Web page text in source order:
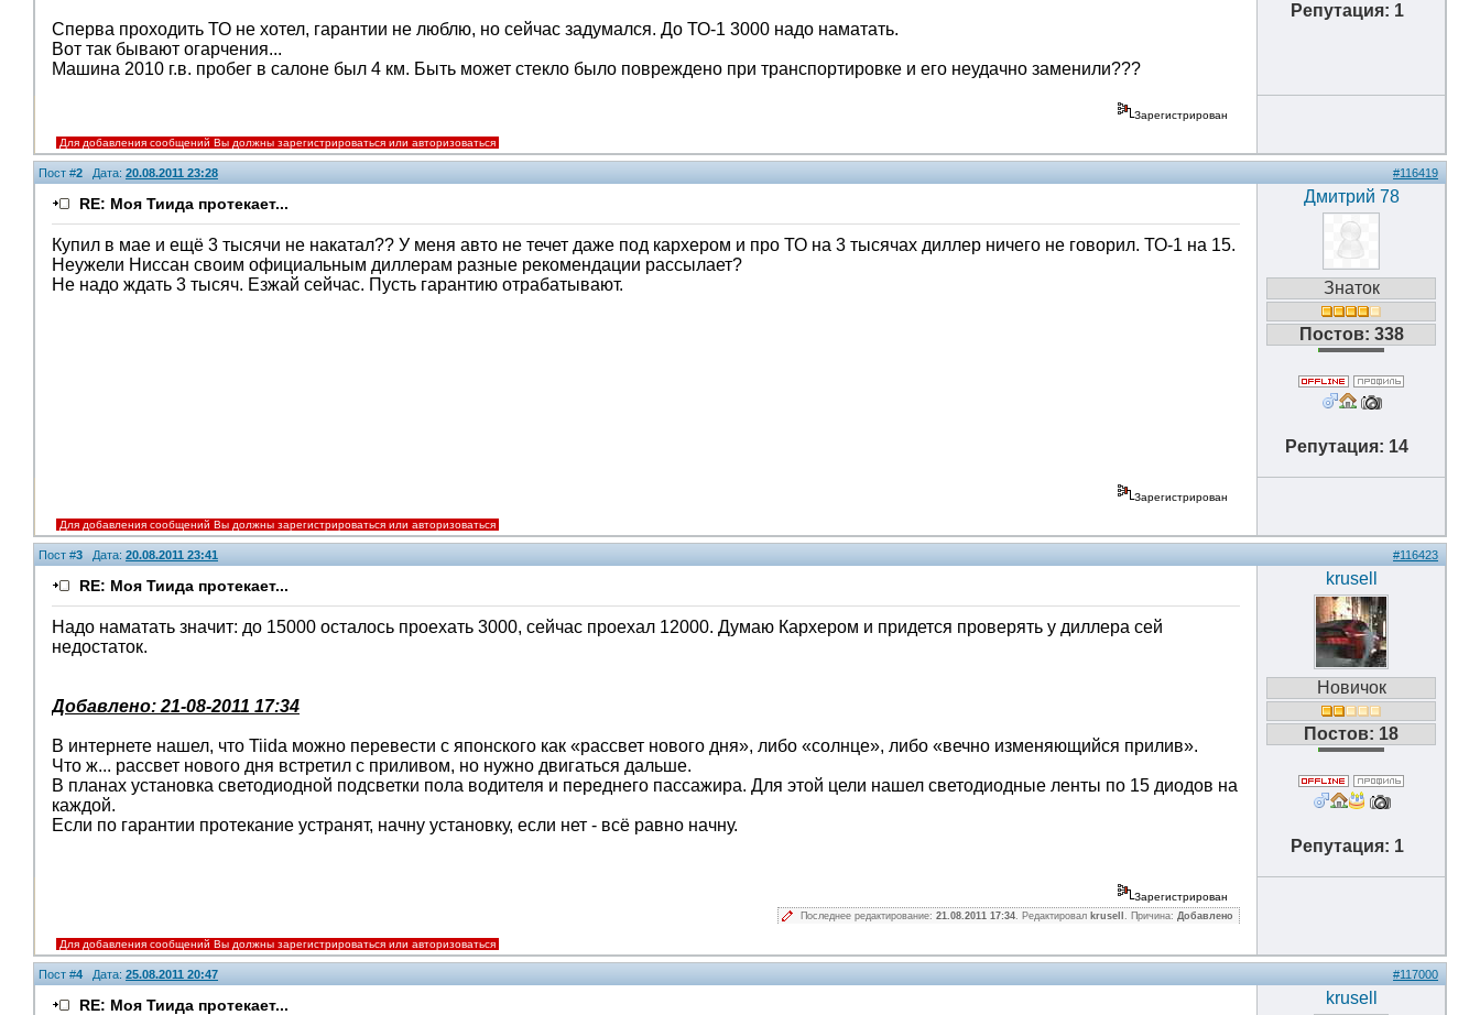
Сперва проходить ТО не хотел, гарантии не люблю, но сейчас задумался. До ТО-1 3000 надо наматать.
Вот так бывают огарчения...
Машина 2010 г.в. пробег в салоне был 4 км. Быть может стекло было повреждено при транспортировке и его неудачно заменили???
Репутация: 1
Зарегистрирован
Для добавления сообщений Вы должны зарегистрироваться или авторизоваться
Пост #2 Дата: 20.08.2011 23:28 #116419
RE: Моя Тиида протекает...
Купил в мае и ещё 3 тысячи не накатал?? У меня авто не течет даже под кархером и про ТО на 3 тысячах диллер ничего не говорил. ТО-1 на 15.
Неужели Ниссан своим официальным диллерам разные рекомендации рассылает?
Не надо ждать 3 тысяч. Езжай сейчас. Пусть гарантию отрабатывают.
Дмитрий 78
Знаток
Постов: 338
Репутация: 14
Зарегистрирован
Для добавления сообщений Вы должны зарегистрироваться или авторизоваться
Пост #3 Дата: 20.08.2011 23:41 #116423
RE: Моя Тиида протекает...
Надо наматать значит: до 15000 осталось проехать 3000, сейчас проехал 12000. Думаю Кархером и придется проверять у диллера сей
недостаток.
Добавлено: 21-08-2011 17:34
В интернете нашел, что Tiida можно перевести с японского как «рассвет нового дня», либо «солнце», либо «вечно изменяющийся прилив».
Что ж... рассвет нового дня встретил с приливом, но нужно двигаться дальше.
В планах установка светодиодной подсветки пола водителя и переднего пассажира. Для этой цели нашел светодиодные ленты по 15 диодов на
каждой.
Если по гарантии протекание устранят, начну установку, если нет - всё равно начну.
krusell
Новичок
Постов: 18
Репутация: 1
Зарегистрирован
Последнее редактирование: 21.08.2011 17:34. Редактировал krusell . Причина: Добавлено
Для добавления сообщений Вы должны зарегистрироваться или авторизоваться
Пост #4Дата: 25.08.2011 20:47 #117000
RE: Моя Тиида протекает... krusell